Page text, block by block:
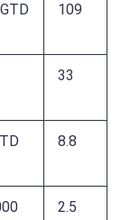
109
33
8.8
2.5